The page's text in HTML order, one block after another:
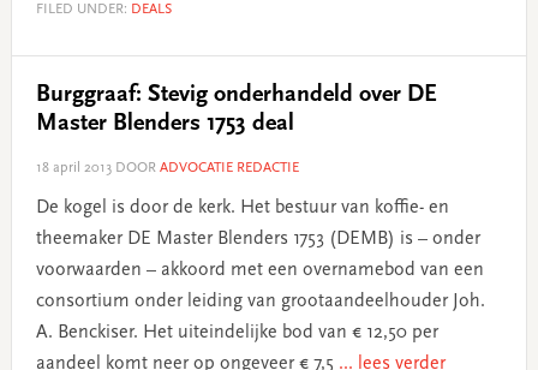
FILED UNDER: DEALS
Burggraaf: Stevig onderhandeld over DE
Master Blenders 1753 deal
18 april 2013DOOR ADVOCATIE REDACTIE
De kogel is door de kerk. Het bestuur van koffie- en
theemaker DE Master Blenders 1753 (DEMB) is – onder
voorwaarden – akkoord met een overnamebod van een
consortium onder leiding van grootaandeelhouder Joh.
A. Benckiser. Het uiteindelijke bod van € 12,50 per
aandeel komt neer op ongeveer € 7,5 ... lees verder